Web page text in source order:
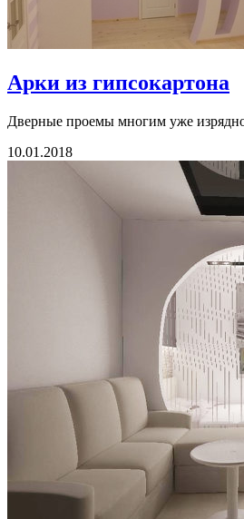
Арки из гипсокартона
Дверные проемы многим уже
10.01.2018